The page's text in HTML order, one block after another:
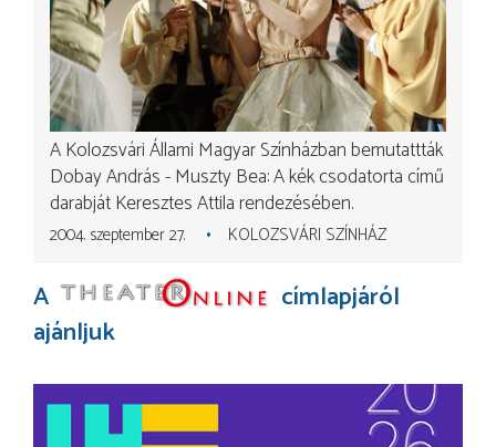
A Kolozsvári Állami Magyar Színházban bemutattták
Dobay András - Muszty Bea: A kék csodatorta című
darabját Keresztes Attila rendezésében.
2004. szeptember 27. KOLOZSVÁRI SZÍNHÁZ
A
címlapjáról
ajánljuk